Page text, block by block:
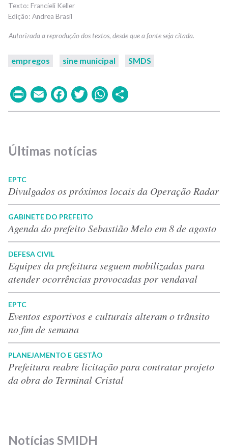
Francieli Keller
Andrea Brasil
empregos sine municipal SMDS
PrintEmailFacebook
TwitterWhatsApp
Últimas notícias
EPTC
Divulgados os próximos locais da Operação Radar
GABINETE DO PREFEITO
Agenda do prefeito Sebastião Melo em 8 de agosto
DEFESA CIVIL
Equipes da prefeitura seguem mobilizadas para
atender ocorrências provocadas por vendaval
EPTC
Eventos esportivos e culturais alteram o trânsito
no fim de semana
PLANEJAMENTO E GESTÃO
Prefeitura reabre licitação para contratar projeto
da obra do Terminal Cristal
Notícias SMIDH